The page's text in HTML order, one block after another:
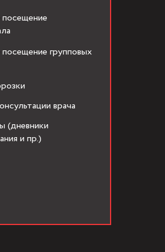
групповых
врача
(дневники
и пр.)